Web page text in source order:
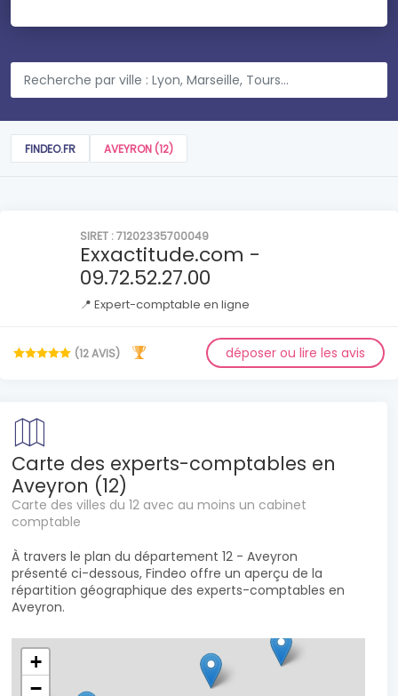
FINDEO.FR AVEYRON (12)
SIRET : 71202335700049
Exxactitude.com -
09.72.52.27.00
📍 Expert-comptable en ligne
(12 AVIS) déposer ou lire les avis
Carte des experts-comptables en
Aveyron (12)
Carte des villes du 12 avec au moins un cabinet
comptable
À travers le plan du département 12 - Aveyron
présenté ci-dessous, Findeo offre un aperçu de la
répartition géographique des experts-comptables en
Aveyron.
+
−